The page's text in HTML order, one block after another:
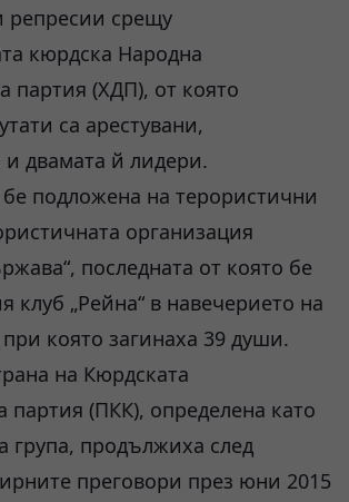
репресии срещу
кюрдска Народна
партия (ХДП), от която
са арестувани,
двамата й лидери.
подложена на терористични
организация
последната от която бе
клуб „Рейна“ в навечерието на
която загинаха 39 души.
на Кюрдската
партия (ПКК), определена като
група, продължиха след
преговори през юни 2015